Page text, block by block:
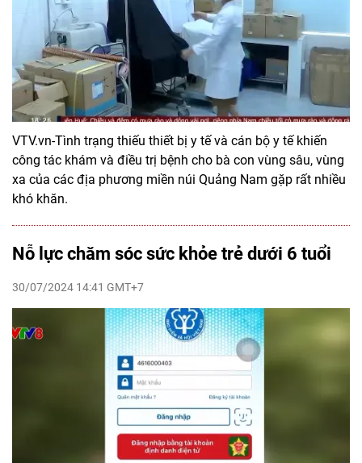
VTV.vn-Tình trạng thiếu thiết bị y tế và cán bộ y tế khiến
công tác khám và điều trị bệnh cho bà con vùng sâu, vùng
xa của các địa phương miền núi Quảng Nam gặp rất nhiều
khó khăn.
Nỗ lực chăm sóc sức khỏe trẻ dưới 6 tuổi
30/07/2024 14:41 GMT+7